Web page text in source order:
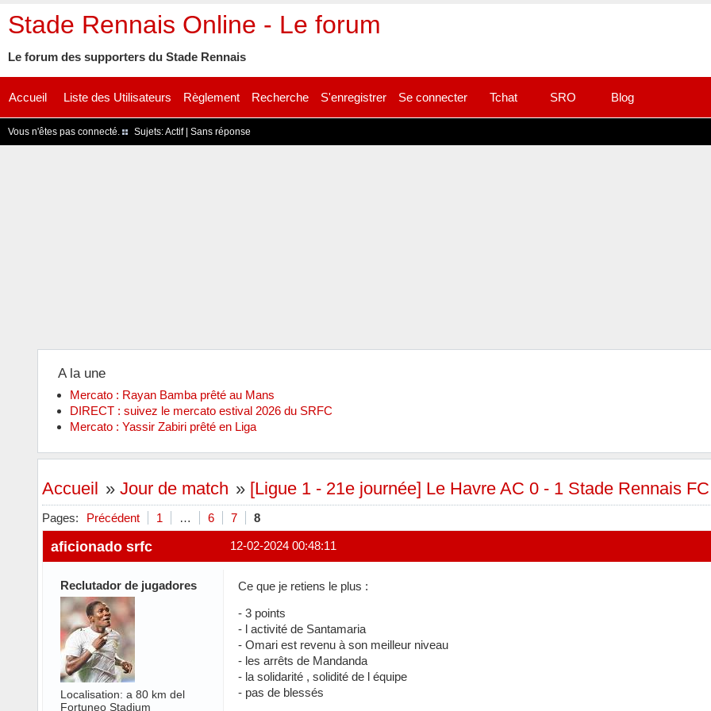
Stade Rennais Online - Le forum
Le forum des supporters du Stade Rennais
Accueil Liste des Utilisateurs Règlement Recherche S'enregistrer Se connecter Tchat SRO Blog
Vous n'êtes pas connecté. Sujets:Actif| Sans réponse
A la une
Mercato : Rayan Bamba prêté au Mans
DIRECT : suivez le mercato estival 2026 du SRFC
Mercato : Yassir Zabiri prêté en Liga
Accueil » Jour de match » [Ligue 1 - 21e journée] Le Havre AC 0 - 1 Stade Rennais FC
Pages: Précédent 1 … 6 7 8
12-02-2024 00:48:11
aficionado srfc
Reclutador de jugadores
Localisation: a 80 km del
Fortuneo Stadium
Ce que je retiens le plus :
- 3 points
- l activité de Santamaria
- Omari est revenu à son meilleur niveau
- les arrêts de Mandanda
- la solidarité , solidité de l équipe
- pas de blessés